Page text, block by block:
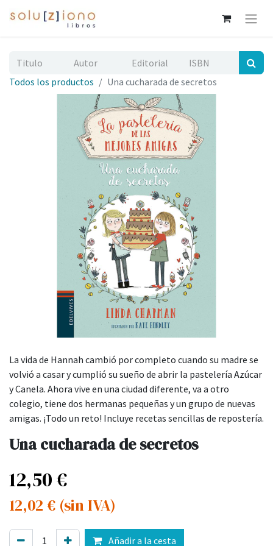
Todos los productos Una cucharada de secretos
La vida de Hannah cambió por completo cuando su madre se
volvió a casar y cumplió su sueño de abrir la pastelería Azúcar
y Canela. Ahora vive en una ciudad diferente, va a otro
colegio, tiene dos hermanas pequeñas y un grupo de nuevas
amigas. ¡Todo un reto! Incluye recetas sencillas de repostería.
Una cucharada de secretos
12,50€
12,02 € (sin IVA)
Añadir a la cesta